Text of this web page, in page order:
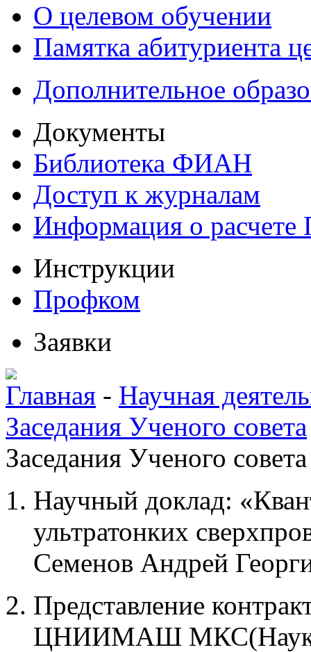
О целевом обучении
Памятка абитуриента
Дополнительное
Документы
Библиотека ФИАН
Доступ к журналам
Информация о
Инструкции
Профком
Заявки
Главная - Научная
Заседания Ученого совета
Заседания Ученого
Научный доклад:
ультратонких
Семенов Андрей
Представление
ЦНИИМАШ